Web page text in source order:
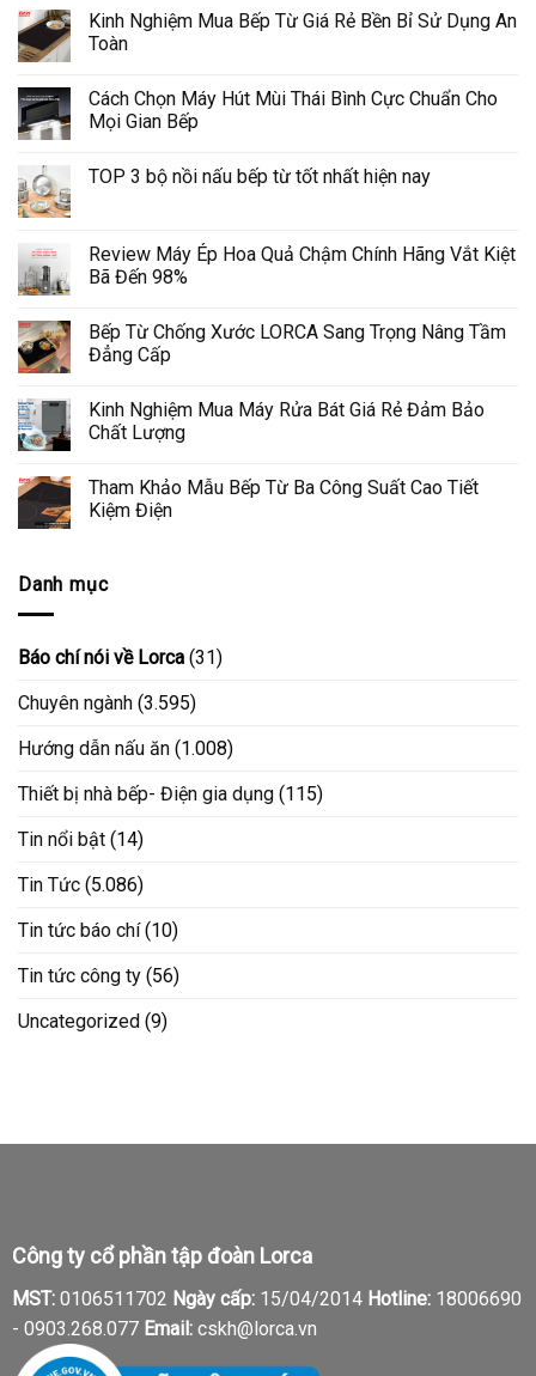
Kinh Nghiệm Mua Bếp Từ Giá Rẻ Bền Bỉ Sử Dụng An
Toàn
Cách Chọn Máy Hút Mùi Thái Bình Cực Chuẩn Cho
Mọi Gian Bếp
TOP 3 bộ nồi nấu bếp từ tốt nhất hiện nay
Review Máy Ép Hoa Quả Chậm Chính Hãng Vắt Kiệt
Bã Đến 98%
Bếp Từ Chống Xước LORCA Sang Trọng Nâng Tầm
Đẳng Cấp
Kinh Nghiệm Mua Máy Rửa Bát Giá Rẻ Đảm Bảo
Chất Lượng
Tham Khảo Mẫu Bếp Từ Ba Công Suất Cao Tiết
Kiệm Điện
Danh mục
Báo chí nói về Lorca (31)
Chuyên ngành (3.595)
Hướng dẫn nấu ăn (1.008)
Thiết bị nhà bếp- Điện gia dụng (115)
Tin nổi bật (14)
Tin Tức (5.086)
Tin tức báo chí(10)
Tin tức công ty (56)
Uncategorized (9)
Công ty cổ phần tập đoàn Lorca
MST:0106511702 Ngày cấp:15/04/2014 Hotline:18006690
- 0903.268.077 Email:cskh@lorca.vn